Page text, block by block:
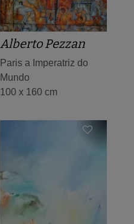
Alberto Pezzan
Paris a Imperatriz do
Mundo
100 x 160 cm